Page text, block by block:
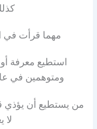
مهما قرأت في
استطيع معرفة
ومتوهمين في
من يستطيع أن يؤذي